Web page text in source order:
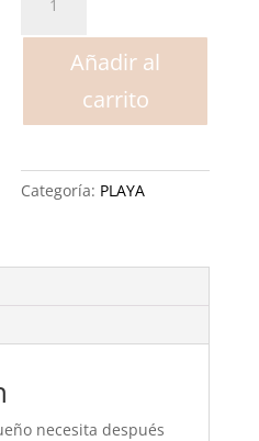
Playa
Macarella
cantidadAñadir al
carrito
Categoría: PLAYA
necesita después